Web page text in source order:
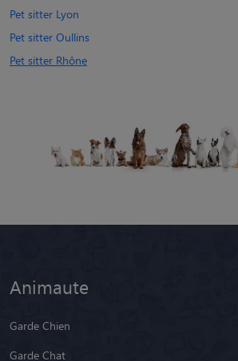
Pet sitter Lyon
Pet sitter Oullins
Pet sitter Rhône
Animaute
Garde Chien
Garde Chat